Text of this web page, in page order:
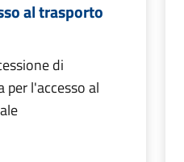
al trasporto
di
l'accesso al